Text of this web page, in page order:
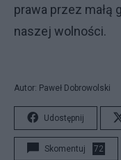
prawa przez małą
naszej wolności.
Autor: Paweł Dobrowolski
Udostępnij
Skomentuj 72